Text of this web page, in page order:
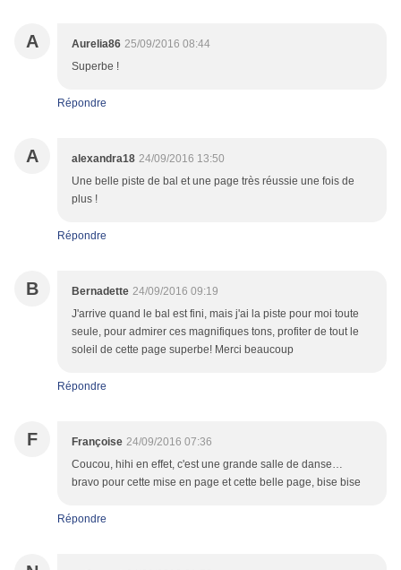
A Aurelia86 25/09/2016 08:44
Superbe !
Répondre
A alexandra18 24/09/2016 13:50
Une belle piste de bal et une page très réussie une fois de
plus !
Répondre
B Bernadette 24/09/2016 09:19
J'arrive quand le bal est fini, mais j'ai la piste pour moi toute
seule, pour admirer ces magnifiques tons, profiter de tout le
soleil de cette page superbe! Merci beaucoup
Répondre
F Françoise 24/09/2016 07:36
Coucou, hihi en effet, c'est une grande salle de danse…
bravo pour cette mise en page et cette belle page, bise bise
Répondre